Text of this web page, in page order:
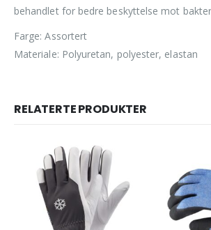
behandlet for bedre beskyttelse mot
Farge: Assortert
Materiale: Polyuretan, polyester, elastan
RELATERTE PRODUKTER